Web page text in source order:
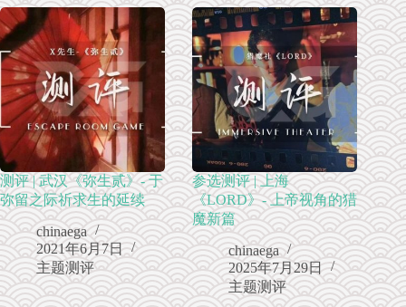
测评 | 武汉《弥生贰》- 于
弥留之际祈求生的延续
chinaega
2021年6月7日
主题测评
参选测评 | 上海
《LORD》- 上帝视角的猎
魔新篇
chinaega
2025年7月29日
主题测评